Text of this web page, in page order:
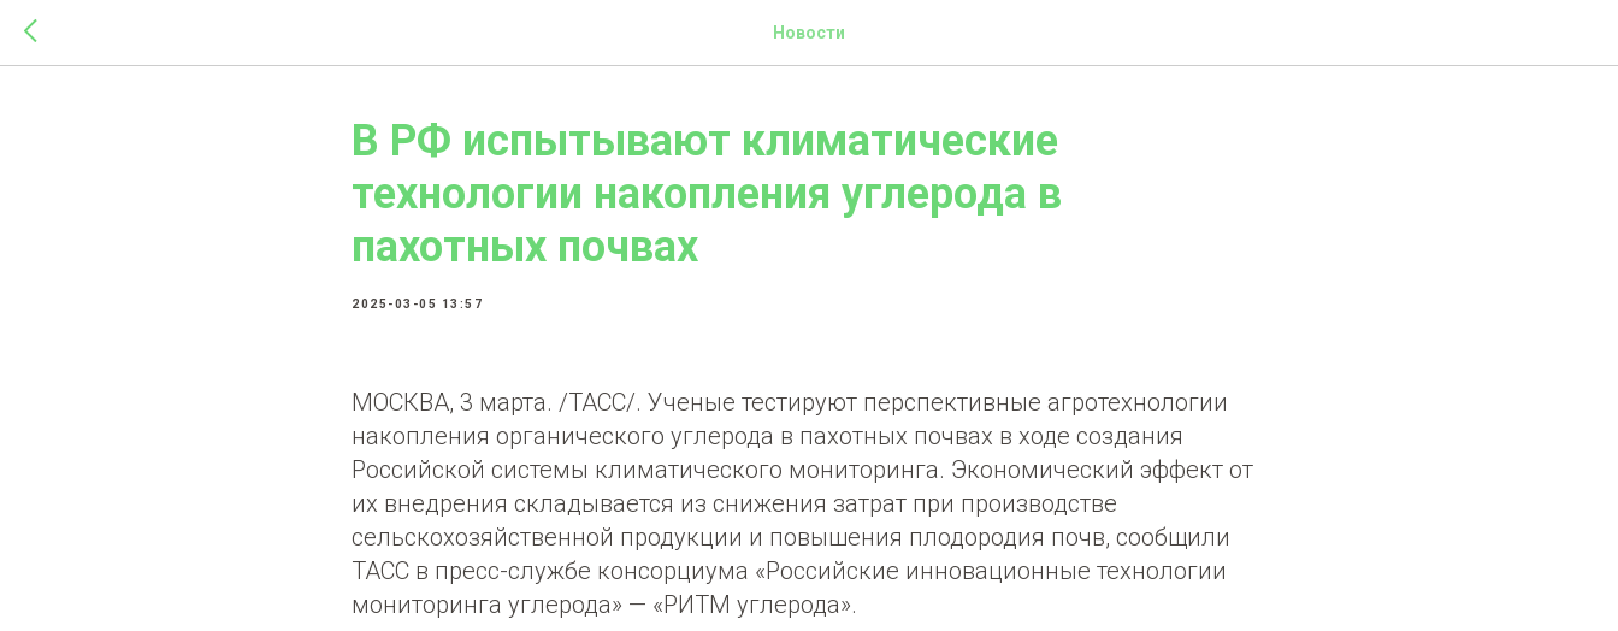
Новости
В РФ испытывают климатические
технологии накопления углерода в
пахотных почвах
2025-03-05 13:57
МОСКВА, 3 марта. /ТАСС/. Ученые тестируют перспективные агротехнологии
накопления органического углерода в пахотных почвах в ходе создания
Российской системы климатического мониторинга. Экономический эффект от
их внедрения складывается из снижения затрат при производстве
сельскохозяйственной продукции и повышения плодородия почв, сообщили
ТАСС в пресс-службе консорциума «Российские инновационные технологии
мониторинга углерода» — «РИТМ углерода».